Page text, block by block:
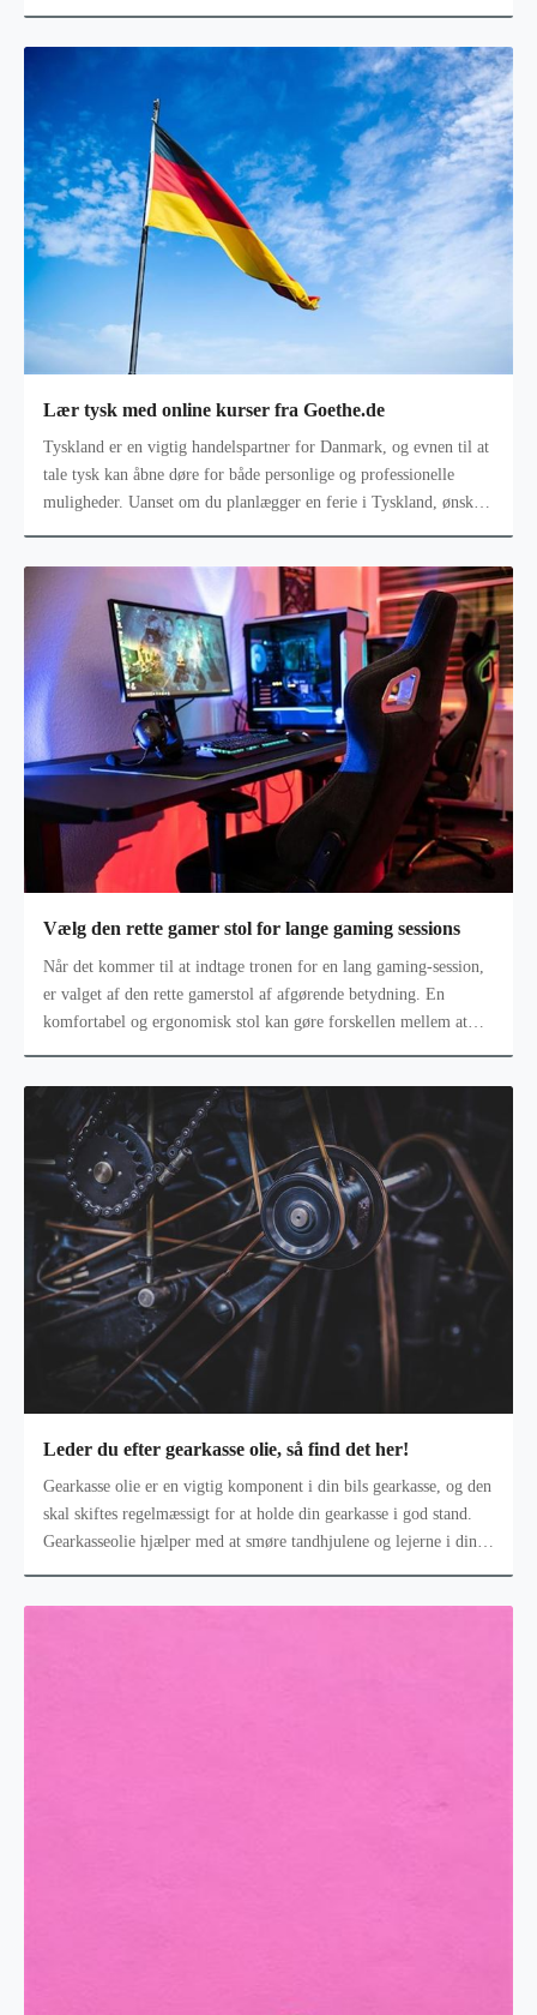
Lær tysk med online kurser fra Goethe.de
Tyskland er en vigtig handelspartner for Danmark, og evnen til at
tale tysk kan åbne døre for både personlige og professionelle
muligheder. Uanset om du planlægger en ferie i Tyskland, ønsker
Vælg den rette gamer stol for lange gaming sessions
Når det kommer til at indtage tronen for en lang gaming-session,
er valget af den rette gamerstol af afgørende betydning. En
komfortabel og ergonomisk stol kan gøre forskellen mellem at
Leder du efter gearkasse olie, så find det her!
Gearkasse olie er en vigtig komponent i din bils gearkasse, og den
skal skiftes regelmæssigt for at holde din gearkasse i god stand.
Gearkasseolie hjælper med at smøre tandhjulene og lejerne i din